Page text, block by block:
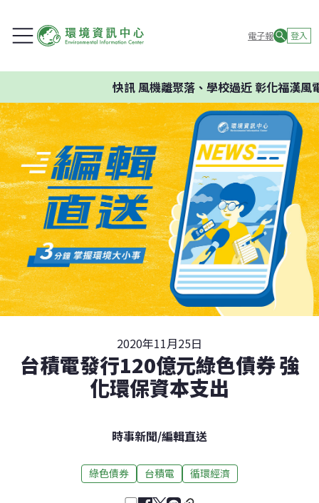
電子報 登入
快訊風機離聚落、學校過近 彰化福漢風
2020年11月25日
台積電發行120億元綠色債券 強
化環保資本支出
時事新聞/編輯直送
綠色債券 台積電 循環經濟